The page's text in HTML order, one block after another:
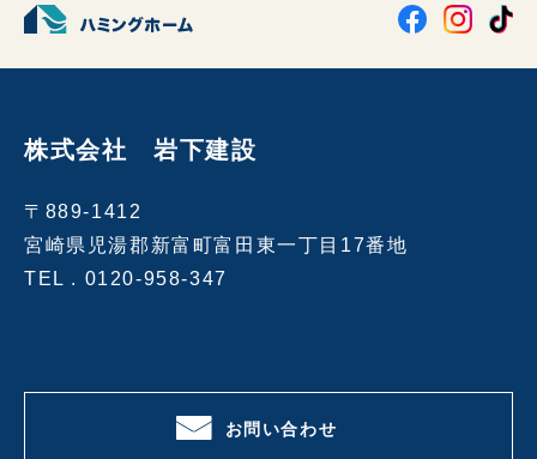
株式会社 岩下建設
〒889-1412
宮崎県児湯郡新富町富田東一丁目17番地
TEL . 0120-958-347
お問い合わせ